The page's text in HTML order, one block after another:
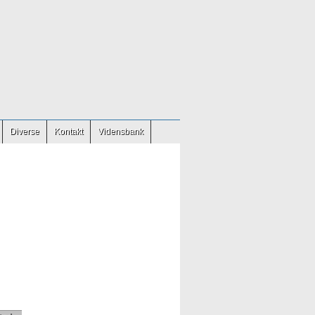
Diverse Kontakt Vidensbank